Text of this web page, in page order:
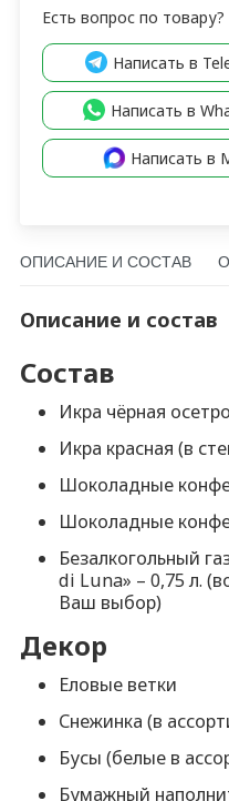
Есть вопрос по товару?
Написать в
Написать в
Написать в
ОПИСАНИЕ И СОСТАВ
Описание и состав
Состав
Икра чёрная
Икра красная (в
Шоколадные
Шоколадные
Безалкогольный
di Luna» – 0,75 л.
Ваш выбор)
Декор
Еловые ветки
Снежинка (в
Бусы (белые в
Бумажный